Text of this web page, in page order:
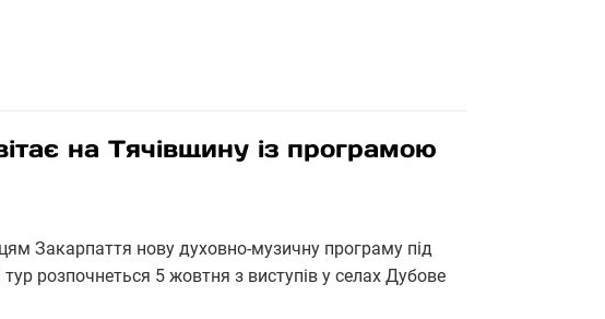
на Тячівщину із програмою
Закарпаття нову духовно-музичну програму під
розпочнеться 5 жовтня з виступів у селах Дубове